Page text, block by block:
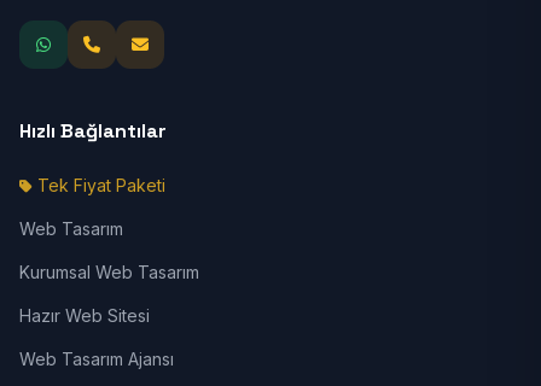
Hızlı Bağlantılar
Tek Fiyat Paketi
Web Tasarım
Kurumsal Web Tasarım
Hazır Web Sitesi
Web Tasarım Ajansı